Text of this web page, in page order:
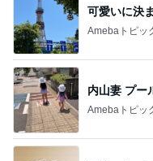
可愛いに決
Amebaトピッ
内山妻 プー
Amebaトピッ